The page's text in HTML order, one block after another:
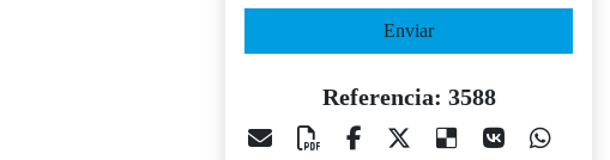
Enviar
Referencia: 3588